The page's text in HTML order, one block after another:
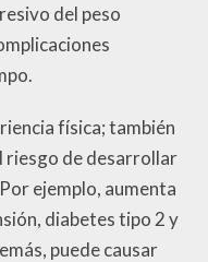
del peso
física; también
riesgo de desarrollar
ejemplo, aumenta
diabetes tipo 2 y
puede causar